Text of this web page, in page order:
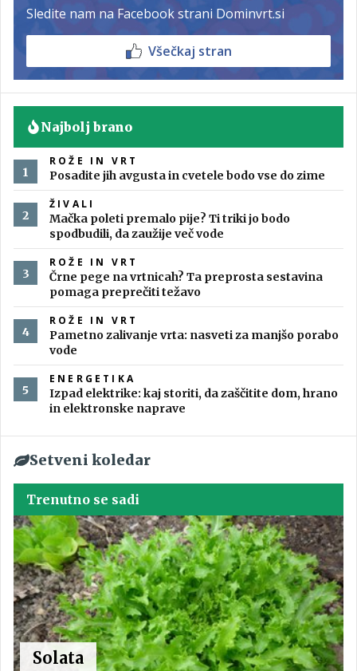
Sledite nam na Facebook strani Dominvrt.si
Všečkaj stran
Najbolj brano
ROŽE IN VRT
Posadite jih avgusta in cvetele bodo vse do zime
ŽIVALI
Mačka poleti premalo pije? Ti triki jo bodo
spodbudili, da zaužije več vode
ROŽE IN VRT
Črne pege na vrtnicah? Ta preprosta sestavina
pomaga preprečiti težavo
ROŽE IN VRT
Pametno zalivanje vrta: nasveti za manjšo porabo
vode
ENERGETIKA
Izpad elektrike: kaj storiti, da zaščitite dom, hrano
in elektronske naprave
Setveni koledar
Trenutno se sadi
Solata